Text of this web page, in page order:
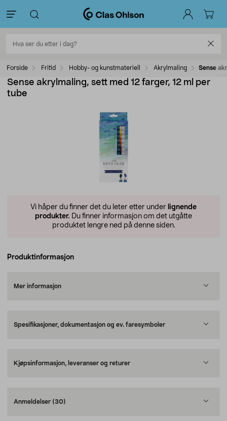
Forside Fritid Hobby- og kunstmateriell Akrylmaling Sense
Sense akrylmaling, sett med 12 farger, 12 ml per
tube
Vi håper du finner det du leter etter under lignende
produkter. Du finner informasjon om det utgåtte
produktet lengre ned på denne siden.
Produktinformasjon
Mer informasjon
Spesifikasjoner, dokumentasjon og ev. faresymboler
Kjøpsinformasjon, leveranser og returer
Anmeldelser (30)